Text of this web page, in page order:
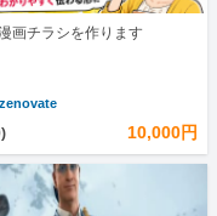
画チラシを作ります
zenovate
10,000円